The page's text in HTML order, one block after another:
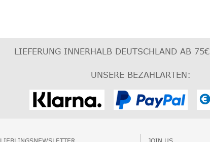
LIEFERUNG INNERHALB DEUTSCHLAND AB 75€
UNSERE BEZAHLARTEN:
LIEBLINGSNEWSLETTER JOIN US